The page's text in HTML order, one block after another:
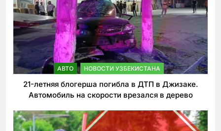
АВТО НОВОСТИ УЗБЕКИСТАНА
21-летняя блогерша погибла в ДТП в Джизаке.
Автомобиль на скорости врезался в дерево